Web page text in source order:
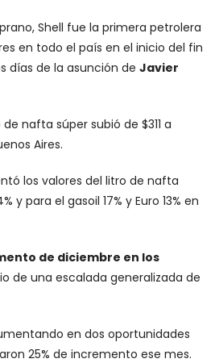
Shell fue la primera petrolera
en todo el país en el inicio del fin
días de la asunción deJavier
nafta súper subió de $311 a
Aires.
los valores del litro de nafta
y para el gasoil 17% y Euro 13% en
de diciembre en los
de una escalada generalizada de
en dos oportunidades
25% de incremento ese mes.